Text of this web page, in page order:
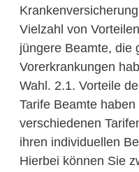
Vielzahl von
jüngere Beamte, die
Vorerkrankungen
Wahl. 2.1. Vorteile
Tarife Beamte
verschiedenen
ihren individuellen
Hierbei können Sie